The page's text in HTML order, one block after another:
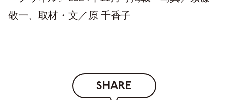
敬一、取材・文／原 千香子
SHARE